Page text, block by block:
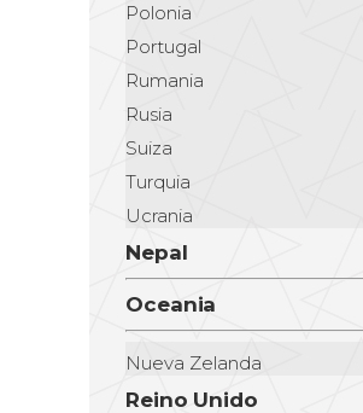
Polonia
Portugal
Rumania
Rusia
Suiza
Turquia
Ucrania
Nepal
Oceania
Nueva Zelanda
Reino Unido